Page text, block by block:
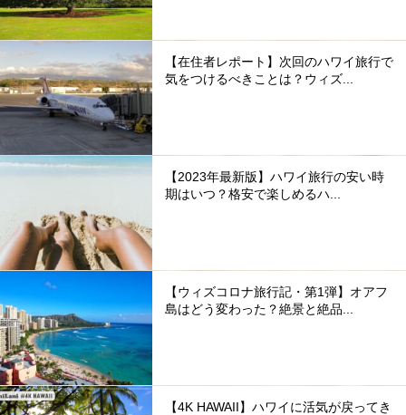
【在住者レポート】次回のハワイ旅行で
気をつけるべきことは？ウィズ...
【2023年最新版】ハワイ旅行の安い時
期はいつ？格安で楽しめるハ...
【ウィズコロナ旅行記・第1弾】オアフ
島はどう変わった？絶景と絶品...
【4K HAWAII】ハワイに活気が戻ってき